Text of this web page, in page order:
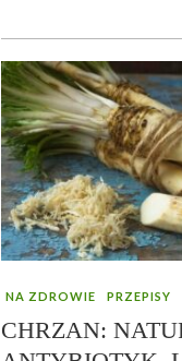
NA ZDROWIE PRZEPISY
CHRZAN: